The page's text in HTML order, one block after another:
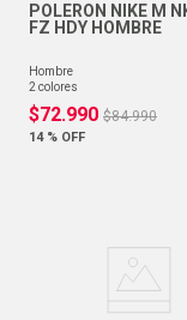
POLERON NIKE M
FZ HDY HOMBRE
hombre
2 colores
$72.990 $84.990
14 % OFF